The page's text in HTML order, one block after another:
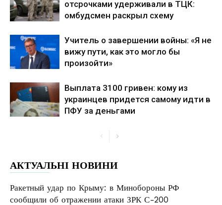
отсрочками удерживали в ТЦК:
омбудсмен раскрыл схему
Учитель о завершении войны: «Я не
вижу пути, как это могло бы
произойти»
Выплата 3100 гривен: кому из
украинцев придется самому идти в
ПФУ за деньгами
АКТУАЛЬНІ НОВИНИ
Ракетный удар по Крыму: в Минобороны РФ
сообщили об отражении атаки ЗРК С-200